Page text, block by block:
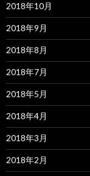
2018年10月
2018年9月
2018年8月
2018年7月
2018年5月
2018年4月
2018年3月
2018年2月